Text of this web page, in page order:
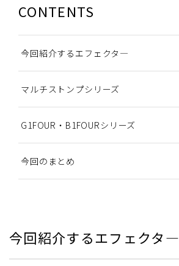
CONTENTS
今回紹介するエフェクタ―
マルチストンプシリーズ
G1FOUR・B1FOURシリーズ
今回のまとめ
今回紹介するエフェクタ―